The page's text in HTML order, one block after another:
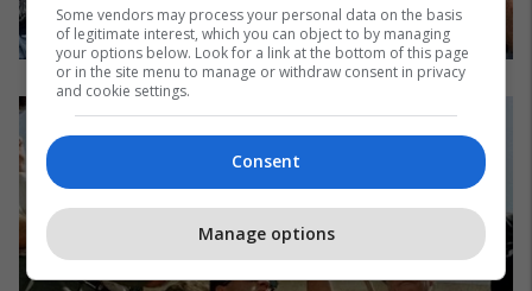
Some vendors may process your personal data on the basis
of legitimate interest, which you can object to by managing
your options below. Look for a link at the bottom of this page
or in the site menu to manage or withdraw consent in privacy
and cookie settings.
Consent
Manage options